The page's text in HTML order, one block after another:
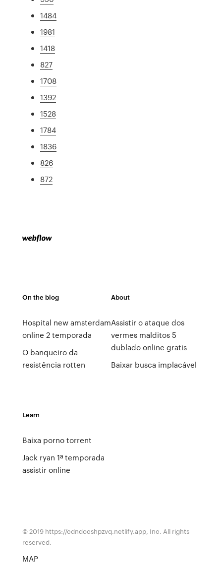
1484
1981
1418
827
1708
1392
1528
1784
1836
826
872
On the blog
Hospital new amsterdam
online 2 temporada
O banqueiro da
resistência rotten
About
Assistir o ataque dos
vermes malditos 5
dublado online gratis
Baixar busca implacável
Learn
Baixa porno torrent
Jack ryan 1ª temporada
assistir online
© 2019 https://cdndocshpzvq.netlify.app, Inc. All rights
reserved.
MAP